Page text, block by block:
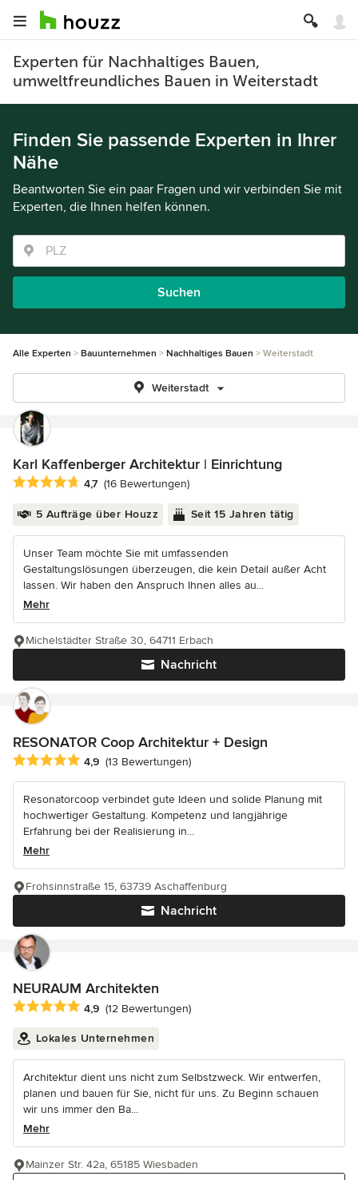
Experten für Nachhaltiges Bauen,
umweltfreundliches Bauen in Weiterstadt
Finden Sie passende Experten in Ihrer
Nähe
Beantworten Sie ein paar Fragen und wir verbinden Sie mit
Experten, die Ihnen helfen können.
Suchen
Alle Experten Bauunternehmen Nachhaltiges Bauen Weiterstadt
Weiterstadt
Karl Kaffenberger Architektur | Einrichtung
Durchschnittliche Bewertung: 4.7 von 5 Sternen
4,7 (16 Bewertungen)
5 Aufträge über Houzz Seit 15 Jahren tätig
Unser Team möchte Sie mit umfassenden
Gestaltungslösungen überzeugen, die kein Detail außer Acht
lassen. Wir haben den Anspruch Ihnen alles au...
Mehr
Nachricht
Michelstädter Straße 30, 64711 Erbach
RESONATOR Coop Architektur + Design
Durchschnittliche Bewertung: 4.9 von 5 Sternen
4,9 (13 Bewertungen)
Resonatorcoop verbindet gute Ideen und solide Planung mit
hochwertiger Gestaltung. Kompetenz und langjährige
Erfahrung bei der Realisierung in...
Mehr
Nachricht
Frohsinnstraße 15, 63739 Aschaffenburg
NEURAUM Architekten
Durchschnittliche Bewertung: 4.9 von 5 Sternen
4,9 (12 Bewertungen)
Lokales Unternehmen
Architektur dient uns nicht zum Selbstzweck. Wir entwerfen,
planen und bauen für Sie, nicht für uns. Zu Beginn schauen
wir uns immer den Ba...
Mehr
Mainzer Str. 42a, 65185 Wiesbaden